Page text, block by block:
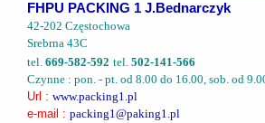
FHPU PACKING 1 J.Bednarczyk
42-202 Częstochowa
Srebrna 43C
tel. 669-582-592 tel. 502-141-566
Czynne : pon. - pt. od 8.00 do 16.00, sob. od
Url : www.packing1.pl
e-mail : packing1@paking1.pl